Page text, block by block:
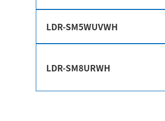
LDR-SM5WUVWH
LDR-SM8URWH